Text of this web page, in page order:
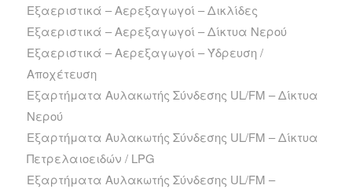
Εξαεριστικά – Αερεξαγωγοί – Δικλίδες
Εξαεριστικά – Αερεξαγωγοί – Δίκτυα Νερού
Εξαεριστικά – Αερεξαγωγοί – Ύδρευση /
Αποχέτευση
Εξαρτήματα Αυλακωτής Σύνδεσης UL/FM – Δίκτυα
Νερού
Εξαρτήματα Αυλακωτής Σύνδεσης UL/FM – Δίκτυα
Πετρελαιοειδών / LPG
Εξαρτήματα Αυλακωτής Σύνδεσης UL/FM –